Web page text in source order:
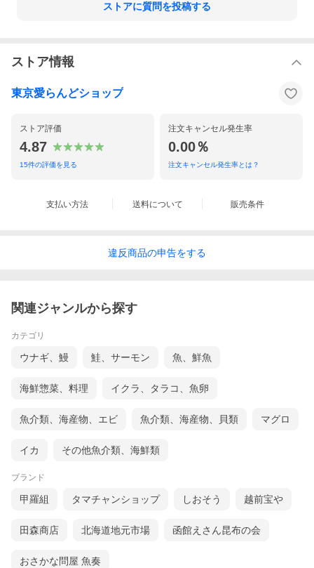
ストアに質問を投稿する
ストア情報
東京愛らんどショップ
ストア評価
4.87
15件の評価を見る
注文キャンセル発生率
0.00％
注文キャンセル発生率とは？
支払い方法 送料について 販売条件
違反商品の申告をする
関連ジャンルから探す
カテゴリ
ウナギ、鰻 鮭、サーモン 魚、鮮魚
海鮮惣菜、料理 イクラ、タラコ、魚卵
魚介類、海産物、エビ 魚介類、海産物、貝類 マグロ
イカ その他魚介類、海鮮類
ブランド
甲羅組 タマチャンショップ しおそう 越前宝や
田森商店 北海道地元市場 函館えさん昆布の会
おさかな問屋 魚奏